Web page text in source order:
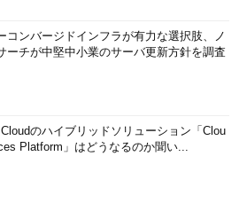
コンバージドインフラが有力な選択肢、ノ
ーチが中堅中小業のサーバ更新方針を調査
のハイブリッドソリューション「Clou
Platform」はどうなるのか聞い...